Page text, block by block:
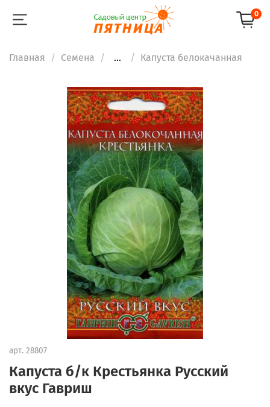
0
Главная Семена ... Капуста белокачанная
арт. 28807
Капуста б/к Крестьянка Русский
вкус Гавриш